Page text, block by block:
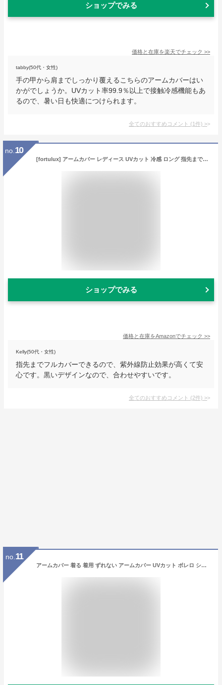
ショップでみる
価格と在庫を楽天でチェック >>
tabby(50代・女性)
手の甲から肩までしっかり覆えるこちらのアームカバーはい
かがでしょうか。UVカット率99.9％以上で接触冷感機能もあ
るので、暑い日も快適につけられます。
全てのおすすめコメント (1件) >
no. 10
[fortulux] アームカバー レディース UVカット 冷感 ロング 指先までフルカバー フリップ仕様 日焼け止め UPF+50 (ブラック)
ショップでみる
価格と在庫をAmazonでチェック >>
Kelly(50代・女性)
指先までフルカバーできるので、紫外線防止効果が高くて安
心です。黒いデザインなので、合わせやすいです。
全てのおすすめコメント (2件) >
no. 11
アームカバー 着る 着用 ずれない アームカバー UVカット ボレロ ショールアームカバー 吸汗速乾 接触冷感 日焼け防止 紫外線対 ゴルフ日焼け止めショールスリーブ 肩 腕カバー 男女兼用 送料無料